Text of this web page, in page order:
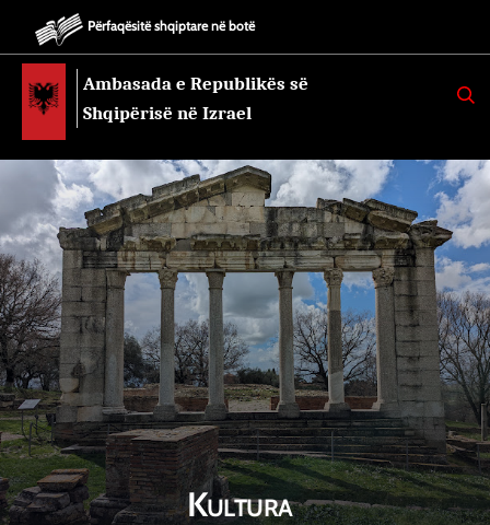
Përfaqësitë shqiptare në botë
Ambasada e Republikës së
Shqipërisë në Izrael
K
E
Kultura